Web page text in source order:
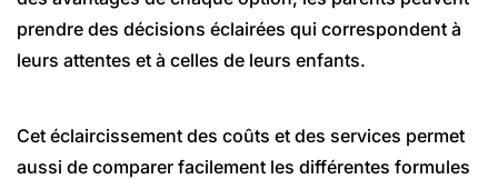
prendre des décisions éclairées qui correspondent à
leurs attentes et à celles de leurs enfants.
Cet éclaircissement des coûts et des services permet
aussi de comparer facilement les différentes formules